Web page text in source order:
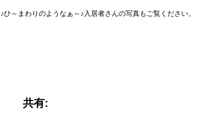
♪ひ～まわりのようなぁ～♪入居者さんの写真もご覧ください。
共有: